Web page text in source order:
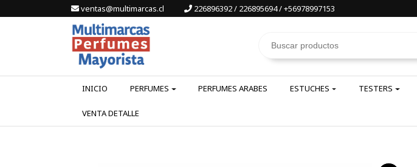
ventas@multimarcas.cl 226896392 / 226895694 / +56978997153
INICIO PERFUMES PERFUMES ARABES ESTUCHES TESTERS
VENTA DETALLE